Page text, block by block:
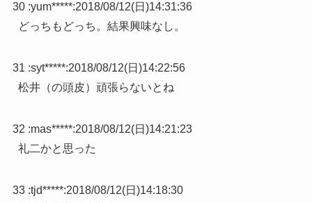
30 :yum*****:2018/08/12(日)14:31:36
どっちもどっち。結果興味なし。
31 :syt*****:2018/08/12(日)14:22:56
松井（の頭皮）頑張らないとね
32 :mas*****:2018/08/12(日)14:21:23
礼二かと思った
33 :tjd*****:2018/08/12(日)14:18:30